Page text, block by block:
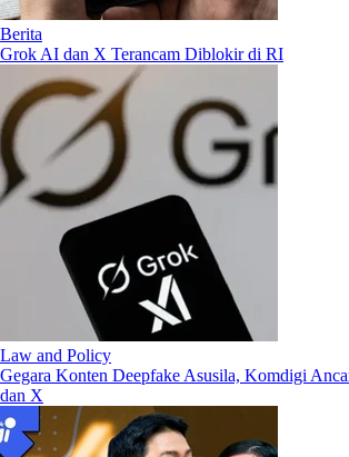
Berita
Grok AI dan X Terancam Diblokir di RI
Law and Policy
Gegara Konten Deepfake Asusila, Komdigi
dan X